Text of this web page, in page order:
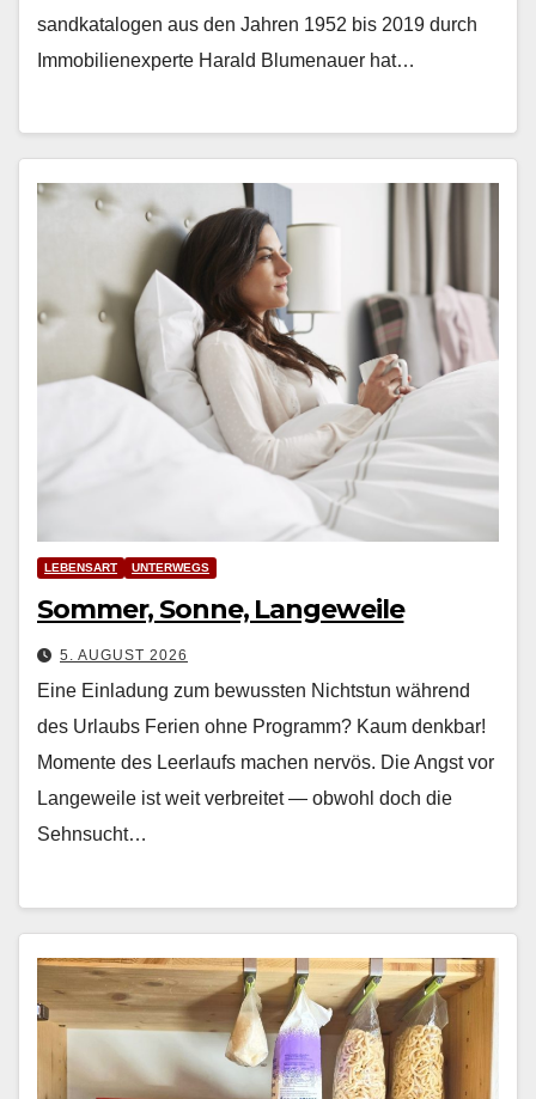
sand­kat­a­lo­gen aus den Jahren 1952 bis 2019 durch
Immo­bilienex­perte Har­ald Blu­me­nauer hat…
LEBENSART UNTERWEGS
Sommer, Sonne, Langeweile
5. AUGUST 2026
Eine Einladung zum bewussten Nichtstun während
des Urlaubs Ferien ohne Pro­gramm? Kaum denkbar!
Momente des Leer­laufs machen nervös. Die Angst vor
Langeweile ist weit ver­bre­it­et — obwohl doch die
Sehn­sucht…